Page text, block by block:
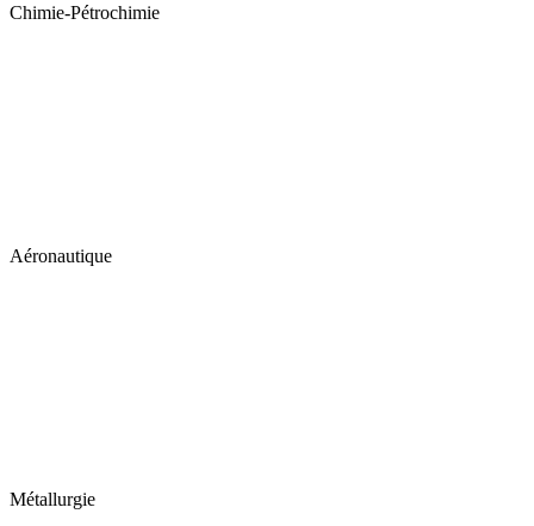
Chimie-Pétrochimie
Aéronautique
Métallurgie